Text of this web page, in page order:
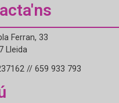
Ferran, 33
Lleida
// 659 933 793